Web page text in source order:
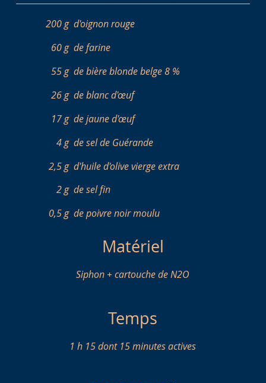
200 g d'oignon rouge
60 g de farine
55 g de bière blonde belge 8 %
26 g de blanc d'œuf
17 g de jaune d'œuf
4 g de sel de Guérande
2,5 g d'huile d'olive vierge extra
2 g de sel fin
0,5 g de poivre noir moulu
Matériel
Siphon + cartouche de N2O
Temps
1 h 15 dont 15 minutes actives